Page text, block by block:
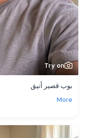
Try on
بوب قصير أنيق
More